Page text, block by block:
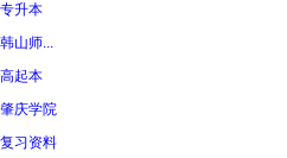
专升本
韩山师...
高起本
肇庆学院
复习资料